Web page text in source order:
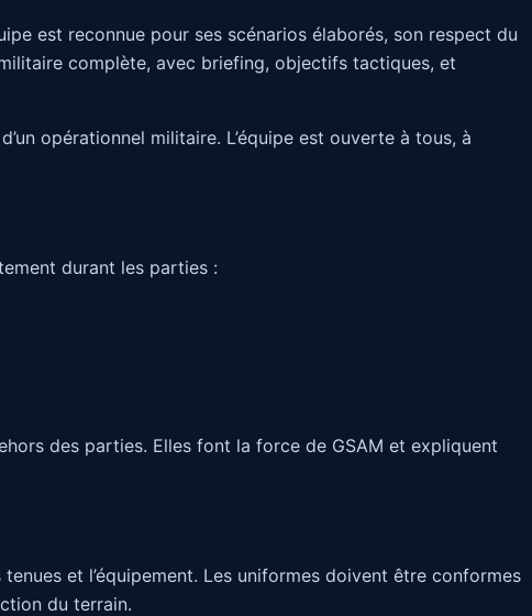
est reconnue pour ses scénarios élaborés, son respect du
complète, avec briefing, objectifs tactiques, et
opérationnel militaire. L’équipe est ouverte à tous, à
durant les parties :
des parties. Elles font la force de GSAM et expliquent
et l’équipement. Les uniformes doivent être conformes
du terrain.